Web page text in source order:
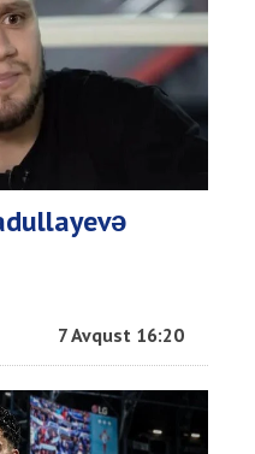
7 Avqust 16:20